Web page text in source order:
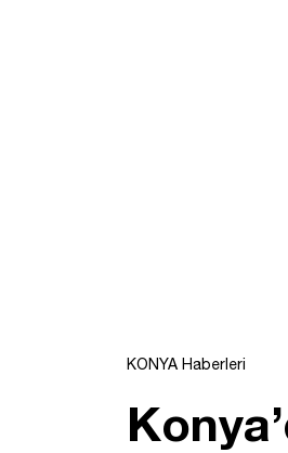
KONYA Haberleri